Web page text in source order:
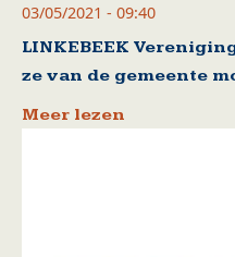
03/05/2021 - 09:40
LINKEBEEK
ze van de gemeente
Meer lezen